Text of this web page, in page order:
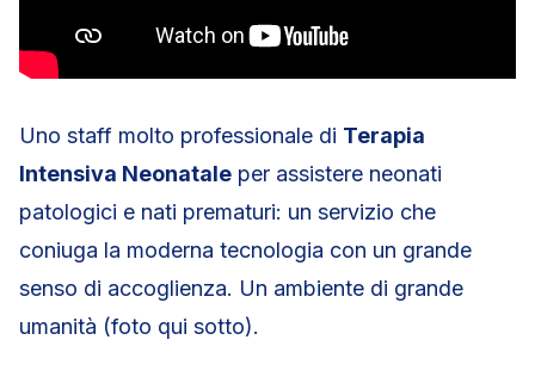
Uno staff molto professionale di Terapia
Intensiva Neonatale per assistere neonati
patologici e nati prematuri: un servizio che
coniuga la moderna tecnologia con un grande
senso di accoglienza. Un ambiente di grande
umanità (foto qui sotto).